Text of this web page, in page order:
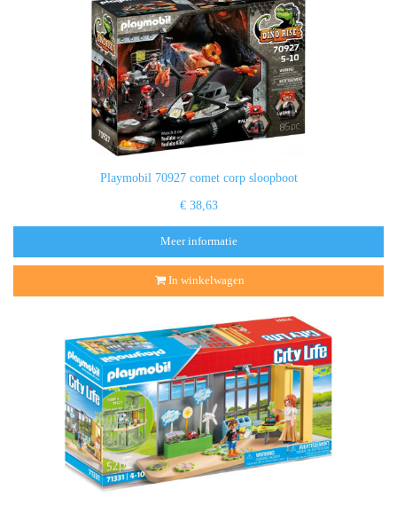
Playmobil 70927 comet corp sloopboot
€ 38,63
Meer informatie
In winkelwagen